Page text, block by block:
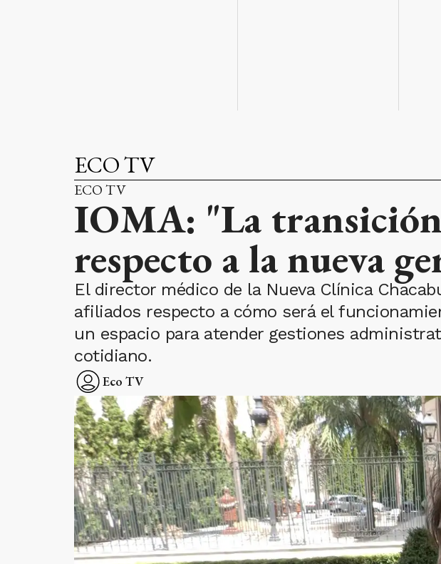
ECO TV
ECO TV
IOMA: "La transición
respecto a la nueva
El director médico de la Nueva Clínica
afiliados respecto a cómo será el
un espacio para atender gestiones
cotidiano.
Eco TV